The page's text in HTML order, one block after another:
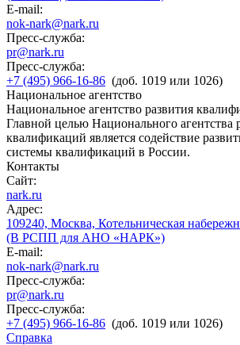
E-mail:
nok-nark@nark.ru
Пресс-служба:
pr@nark.ru
Пресс-служба:
+7 (495) 966-16-86 (доб. 1019 или 1026)
Национальное агентство
Национальное агентство развития
Главной целью Национального агентства
квалификаций является содействие
системы квалификаций в России.
Контакты
Сайт:
nark.ru
Адрес:
109240, Москва, Котельническая
(В РСПП для АНО «НАРК»)
E-mail:
nok-nark@nark.ru
Пресс-служба:
pr@nark.ru
Пресс-служба:
+7 (495) 966-16-86 (доб. 1019 или 1026)
Справка